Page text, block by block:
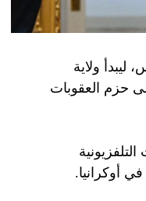
ولاية
حزم العقوبات
أوكرانيا.